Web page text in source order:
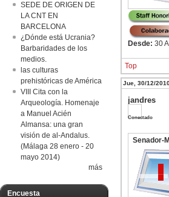
SEDE DE ORIGEN DE
LA CNT EN
BARCELONA
¿Dónde está Ucrania?
Barbaridades de los
medios.
las culturas
prehistóricas de América
VIII Cita con la
Arqueología. Homenaje
a Manuel Acién
Almansa: una gran
visión de al-Andalus.
(Málaga 28 enero - 20
mayo 2014)
más
Encuesta
Desde: 30
Top
Jue, 30/12/
jandres
Conectado
Senador-